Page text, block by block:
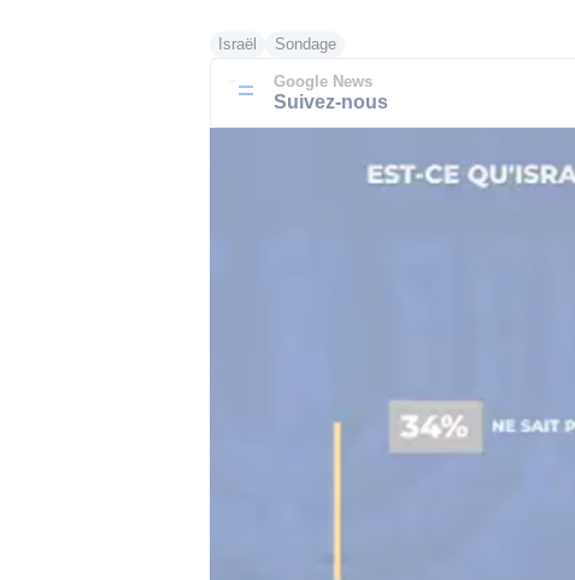
Israël Sondage
Google News
Suivez-nous